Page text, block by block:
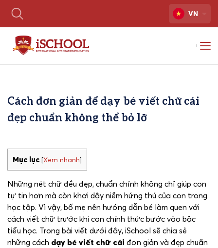
VN
Cách đơn giản để dạy bé viết chữ cái
đẹp chuẩn không thể bỏ lỡ
Mục lục [Xem nhanh]
Những nét chữ đều đẹp, chuẩn chỉnh không chỉ giúp con
tự tin hơn mà còn khơi dậy niềm hứng thú của con trong
học tập. Vì vậy, bố mẹ nên hướng dẫn bé làm quen với
cách viết chữ trước khi con chính thức bước vào bậc
tiểu học. Trong bài viết dưới đây, iSchool sẽ chia sẻ
những cách dạy bé viết chữ cái đơn giản và đẹp chuẩn